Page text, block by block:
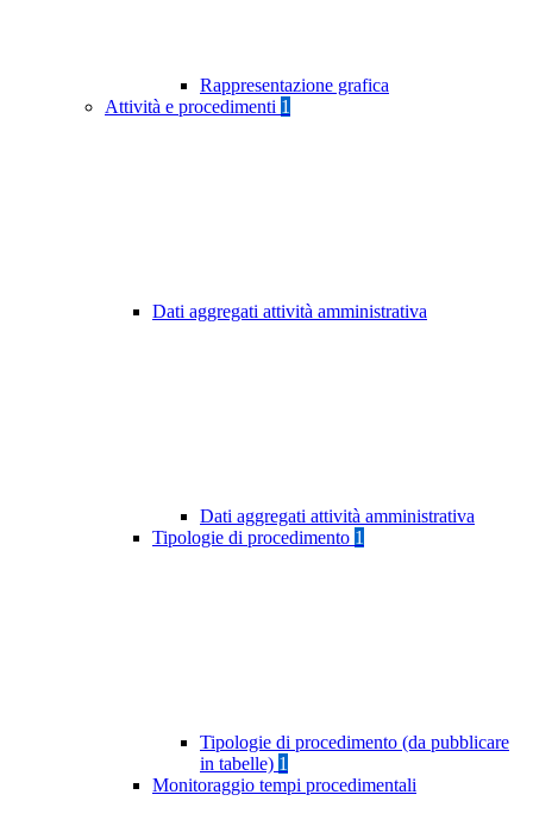
Rappresentazione grafica
Attività e procedimenti 1
Dati aggregati attività amministrativa
Dati aggregati attività amministrativa
Tipologie di procedimento 1
Tipologie di procedimento (da pubblicare
in tabelle) 1
Monitoraggio tempi procedimentali